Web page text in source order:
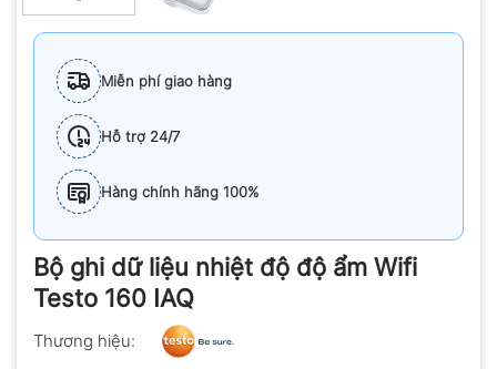
Miễn phí giao hàng
Hỗ trợ 24/7
Hàng chính hãng 100%
Bộ ghi dữ liệu nhiệt độ độ ẩm Wifi
Testo 160 IAQ
Thương hiệu: